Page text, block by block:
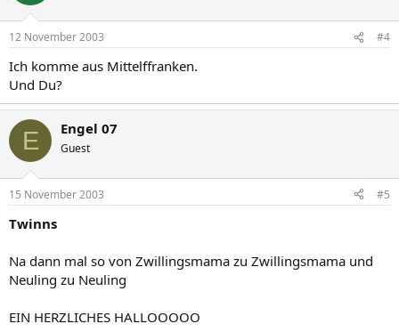
12 November 2003 #4
Ich komme aus Mittelffranken.
Und Du?
E Engel 07
Guest
15 November 2003 #5
Twinns
Na dann mal so von Zwillingsmama zu Zwillingsmama und
Neuling zu Neuling
EIN HERZLICHES HALLOOOOO